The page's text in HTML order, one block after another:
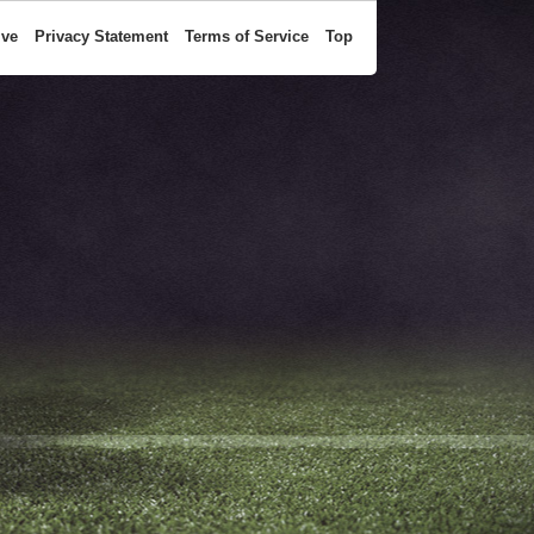
Privacy Statement Terms of Service Top